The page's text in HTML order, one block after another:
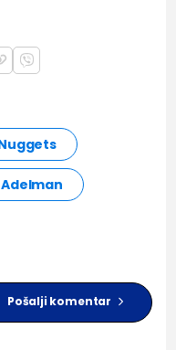
Pošalji komentar